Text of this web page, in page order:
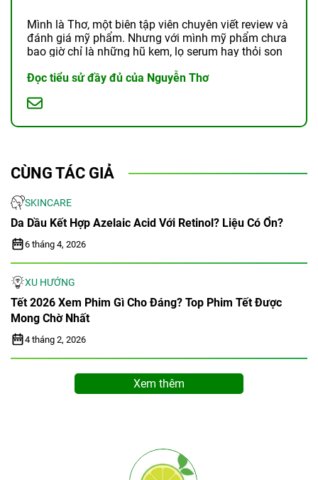
Mình là Thơ, một biên tập viên chuyên viết review và
đánh giá mỹ phẩm. Nhưng với mình mỹ phẩm chưa
bao giờ chỉ là những hũ kem, lọ serum hay thỏi son
Đọc tiểu sử đầy đủ của Nguyễn Thơ
CÙNG TÁC GIẢ
SKINCARE
Da Dầu Kết Hợp Azelaic Acid Với Retinol? Liệu Có Ổn?
6 tháng 4, 2026
XU HƯỚNG
Tết 2026 Xem Phim Gì Cho Đáng? Top Phim Tết Được
Mong Chờ Nhất
4 tháng 2, 2026
Xem thêm